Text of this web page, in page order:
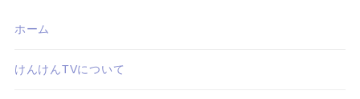
ホーム
けんけんTVについて